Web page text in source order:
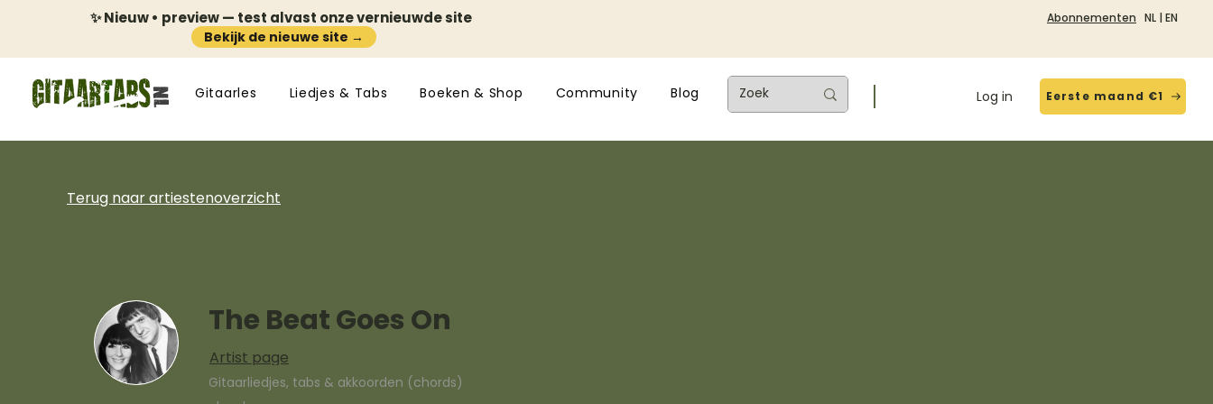
✨ Nieuw • preview — test alvast onze vernieuwde site
Bekijk de nieuwe site →
Abonnementen NL | EN
Gitaarles Liedjes & Tabs Boeken & Shop Community Blog Log in Eerste maand €1
Terug naar artiestenoverzicht
The Beat Goes On
Artist page
Gitaarliedjes, tabs & akkoorden (chords)